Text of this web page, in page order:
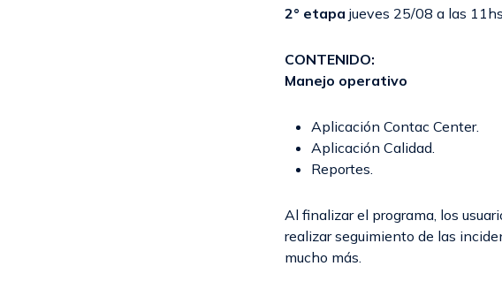
2° etapa jueves 25/08 a las
CONTENIDO:
Manejo operativo
Aplicación Contac Center.
Aplicación Calidad.
Reportes.
Al finalizar el programa, los
realizar seguimiento de las
mucho más.